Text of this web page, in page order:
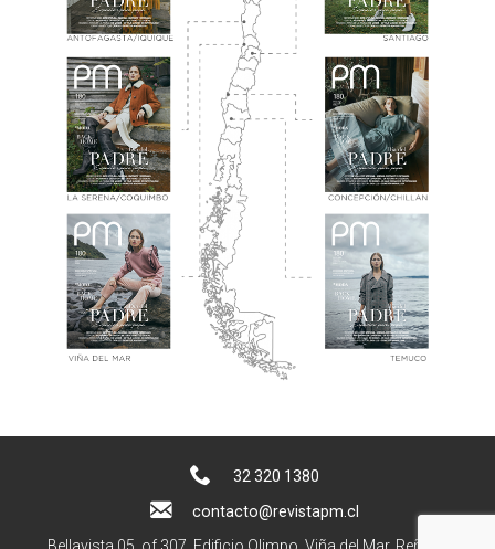
32 320 1380
contacto@revistapm.cl